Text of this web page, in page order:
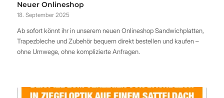
Neuer Onlineshop
18. September 2025
Ab sofort könnt ihr in unserem neuen Onlineshop Sandwichplatten,
Trapezbleche und Zubehör bequem direkt bestellen und kaufen –
ohne Umwege, ohne komplizierte Anfragen.